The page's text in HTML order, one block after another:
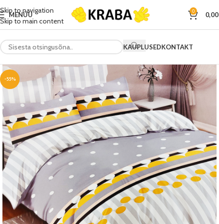
Skip to navigation
Skip to main content
MENÜÜ 0
KAUPLUSEDKONTAKT
-55%